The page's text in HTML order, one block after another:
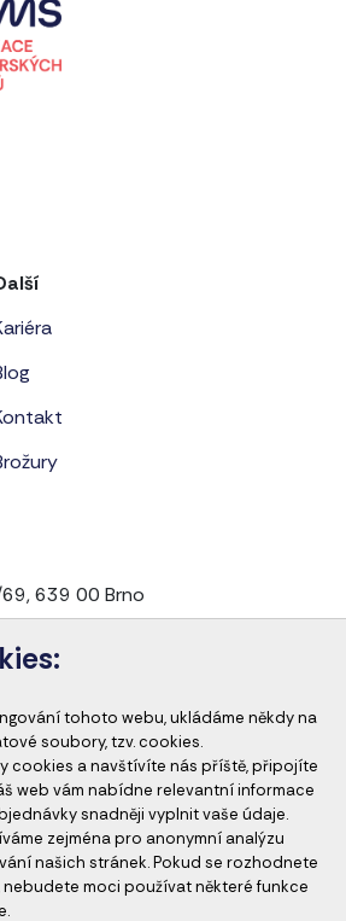
639 00 Brno
www.pharmaeducation.sk
tohoto webu, ukládáme někdy na
soubory, tzv. cookies.
cookies a navštívíte nás příště, připojíte
web vám nabídne relevantní informace
snadněji vyplnit vaše údaje.
zejména pro anonymní analýzu
našich stránek. Pokud se rozhodnete
moci používat některé funkce